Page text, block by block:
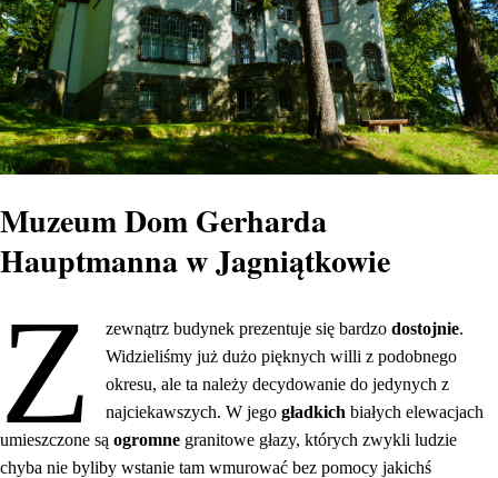
Muzeum Dom Gerharda
Hauptmanna w Jagniątkowie
Z zewnątrz budynek prezentuje się bardzodostojnie.
Widzieliśmy już dużo pięknych willi z podobnego
okresu, ale ta należy decydowanie do jedynych z
najciekawszych. W jegogładkichbiałych elewacjach
umieszczone są ogromne granitowe głazy, których zwykli ludzie
chyba nie byliby wstanie tam wmurować bez pomocy jakichś